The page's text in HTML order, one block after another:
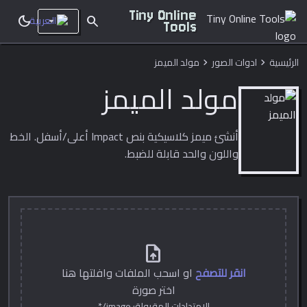
Tiny Online
Tools
search
dark_mode
الرئيسية chevron_right ادوات الصور chevron_right مولد الميمز
مولد الميمز
أنشئ ميمز كلاسيكية بنص Impact أعلى/أسفل. الخط
واللون والحد قابلة للضبط.
upload_file
انقر للتصفح او اسحب الملفات وافلتها هنا
اختر صورة